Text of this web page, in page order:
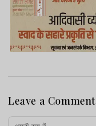
Leave a Comment